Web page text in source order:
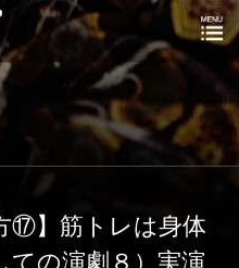
⑰】筋トレは身体
ての演劇８）実演